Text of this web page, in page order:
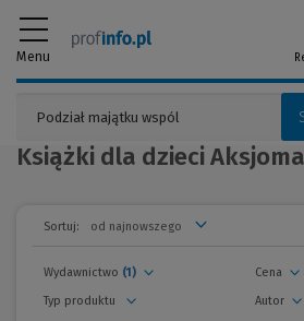
Menu
Książki dla dzieci
Sortuj:
Wydawnictwo (1)
Autor
Cena
Typ produktu